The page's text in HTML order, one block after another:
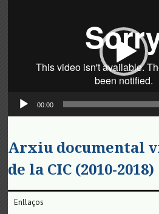
00:00
Arxiu documental
de la CIC (2010-2018)
Enllaços